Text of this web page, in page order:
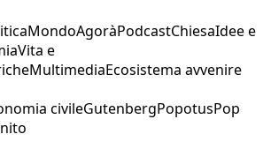
MondoAgoràPodcastChiesaIdee e
Vita e
MultimediaEcosistema avvenire
civileGutenbergPopotusPop